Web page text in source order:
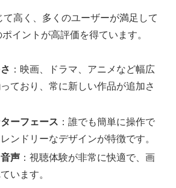
て高く、多くのユーザーが満足して
イントが高評価を得ています。
：映画、ドラマ、アニメなど幅広
ており、常に新しい作品が追加さ
ーフェース ：誰でも簡単に操作で
ンドリーなデザインが特徴です。
声 ：視聴体験が非常に快適で、画
います。